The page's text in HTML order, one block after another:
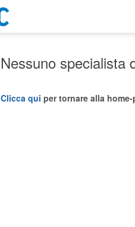
Nessuno specialista
Clicca qui per tornare alla